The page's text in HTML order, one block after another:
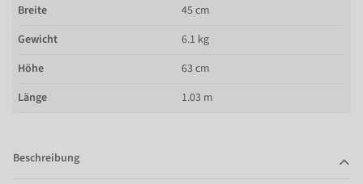
Breite
45 cm
Gewicht
6.1 kg
Höhe
63 cm
Länge
1.03 m
Beschreibung